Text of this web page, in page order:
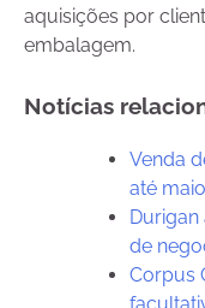
aquisições por
embalagem.
Notícias
Venda
até
Durigan
de
Corpus